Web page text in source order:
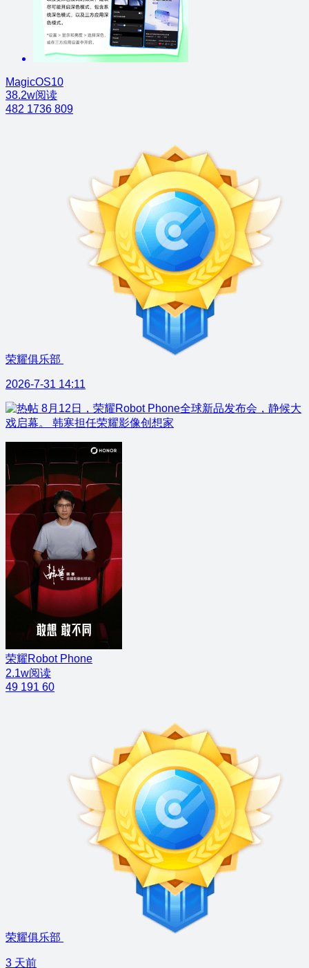
MagicOS10
38.2w阅读
482 1736 809
荣耀俱乐部
2026-7-31 14:11
8月12日，荣耀Robot Phone全球新品发布会，静候大
戏启幕。 韩寒担任荣耀影像创想家
荣耀Robot Phone
2.1w阅读
49 191 60
荣耀俱乐部
3 天前